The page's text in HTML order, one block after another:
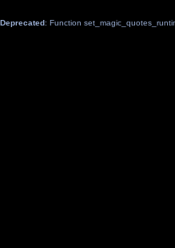
Deprecated: Function